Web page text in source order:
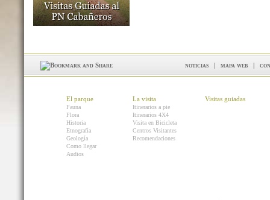
noticias | mapa web |
El parque
Fauna
Flora
Historia
Etnografía
Geología
Como llegar
Audios
La visita
Itinerarios a pie
Itinerarios 4X4
Visita en Bicicleta
Centros Visitantes
Recomendaciones
Visitas guiadas